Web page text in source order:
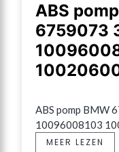
ABS
6759073
ABS pomp BMW
10096008103
MEER LEZEN